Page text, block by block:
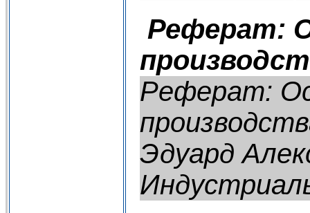
Реферат:
Реферат:
Эдуард